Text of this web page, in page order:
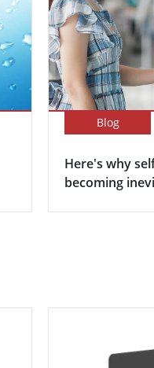
Blog
Here's why
becoming